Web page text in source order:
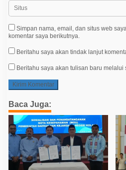
Simpan nama, email, dan situs web
komentar saya berikutnya.
Beritahu saya akan tindak lanjut
Beritahu saya akan tulisan baru melalui
Baca Juga: